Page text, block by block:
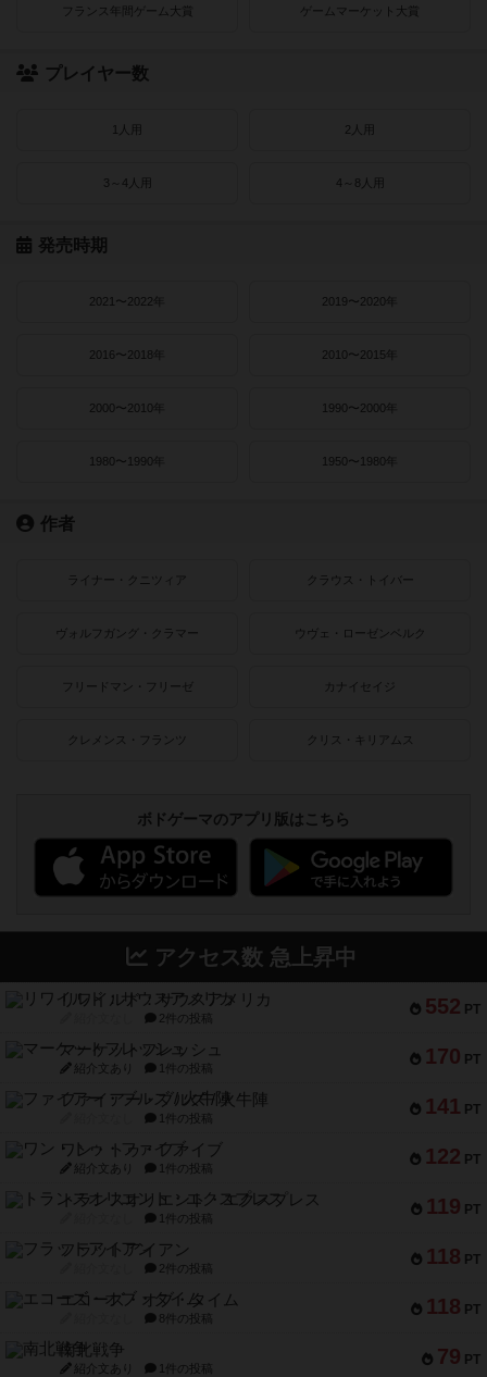
フランス年間ゲーム大賞 ゲームマーケット大賞
プレイヤー数
1人用 2人用
3～4人用 4～8人用
発売時期
2021〜2022年 2019〜2020年
2016〜2018年 2010〜2015年
2000〜2010年 1990〜2000年
1980〜1990年 1950〜1980年
作者
ライナー・クニツィア クラウス・トイバー
ヴォルフガング・クラマー ウヴェ・ローゼンベルク
フリードマン・フリーゼ カナイセイジ
クレメンス・フランツ クリス・キリアムス
ボドゲーマのアプリ版はこちら
アクセス数 急上昇中
552 PT
リワイルド：サウスアメリカ
2件の投稿
170 PT
マーケットフレッシュ
紹介文あり 1件の投稿
141 PT
ファイアー・ブルズ / 火牛陣
1件の投稿
122 PT
ワン・トゥ・ファイブ
紹介文あり 1件の投稿
119 PT
トランスオリエント・エクスプレス
1件の投稿
118 PT
フラットアイアン
2件の投稿
118 PT
エコーズ・オブ・タイム
8件の投稿
79 PT
南北戦争
紹介文あり 1件の投稿